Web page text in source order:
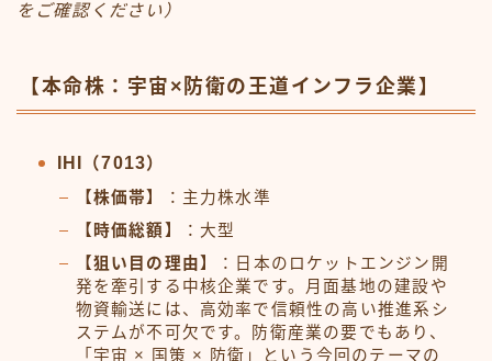
をご確認ください）
【本命株：宇宙×防衛の王道インフラ企業】
IHI（7013）
【株価帯】
：主力株水準
【時価総額】
：大型
【狙い目の理由】
：日本のロケットエンジン開
発を牽引する中核企業です。月面基地の建設や
物資輸送には、高効率で信頼性の高い推進系シ
ステムが不可欠です。防衛産業の要でもあり、
「宇宙 × 国策 × 防衛」という今回のテーマの